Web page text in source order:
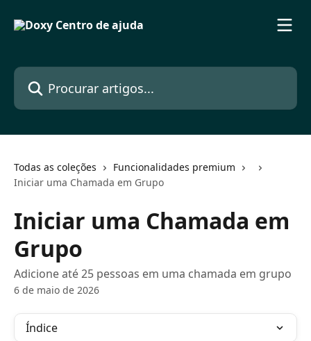
Procurar artigos...
Todas as coleções
Funcionalidades premium
Iniciar uma Chamada em Grupo
Iniciar uma Chamada em
Grupo
Adicione até 25 pessoas em uma chamada em grupo
6 de maio de 2026
Índice